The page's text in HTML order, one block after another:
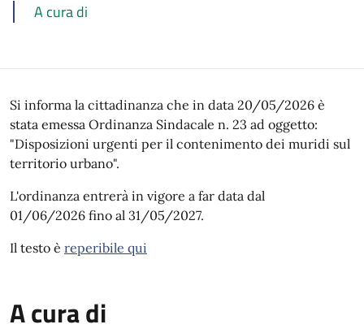
A cura di
Si informa la cittadinanza che in data 20/05/2026 è
stata emessa Ordinanza Sindacale n. 23 ad oggetto:
"Disposizioni urgenti per il contenimento dei muridi sul
territorio urbano".
L'ordinanza entrerà in vigore a far data dal
01/06/2026 fino al 31/05/2027.
Il testo è reperibile qui
A cura di